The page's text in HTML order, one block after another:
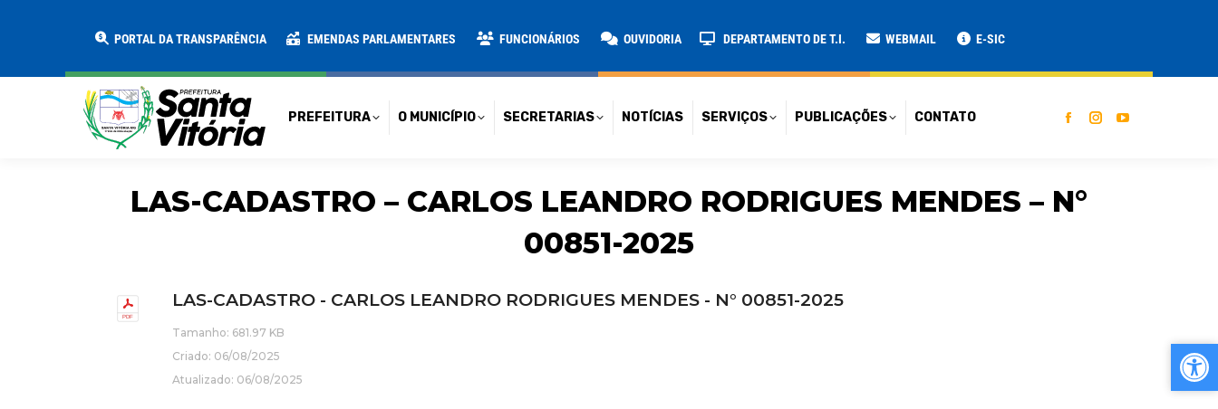
PORTAL DA TRANSPARÊNCIA EMENDAS PARLAMENTARES FUNCIONÁRIOS OUVIDORIA DEPARTAMENTO DE T.I. WEBMAIL E-SIC
PREFEITURA O MUNICÍPIO SECRETARIAS NOTÍCIAS SERVIÇOS PUBLICAÇÕES CONTATO
LAS-CADASTRO – CARLOS LEANDRO RODRIGUES MENDES – N°
00851-2025
LAS-CADASTRO - CARLOS LEANDRO RODRIGUES MENDES - N° 00851-2025
Tamanho: 681.97 KB
Criado: 06/08/2025
Atualizado: 06/08/2025